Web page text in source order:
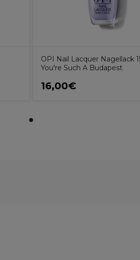
OPI Nail Lacquer Nagellack
You're Such A Budapest
16,00€